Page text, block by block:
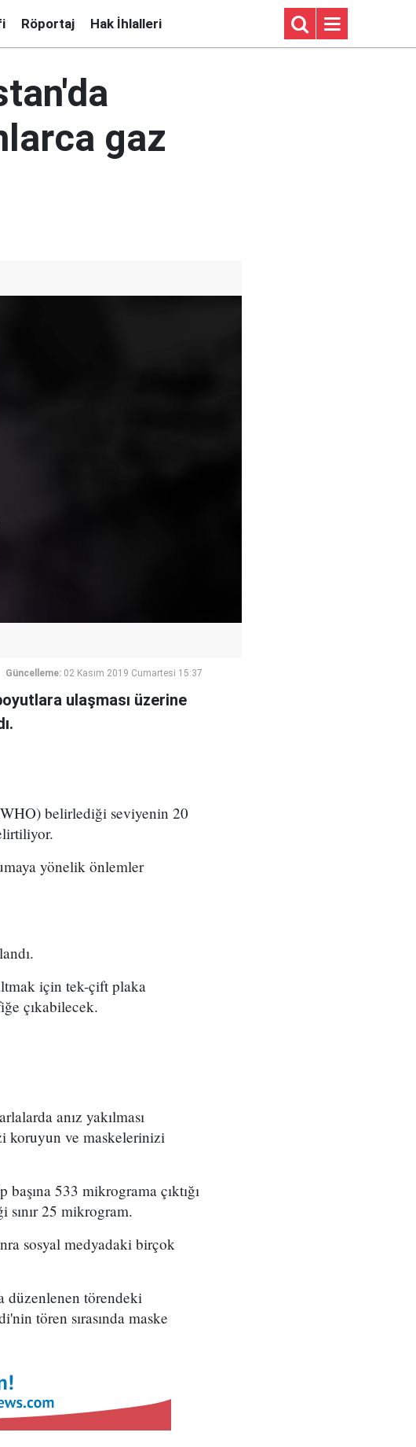
Röportaj Hak İhlalleri
gaz
Güncelleme: 02 Kasım 2019 Cumartesi 15:37
ulaşması üzerine
belirlediği seviyenin 20
yönelik önlemler
için tek-çift plaka
çıkabilecek.
anız yakılması
koruyun ve maskelerinizi
533 mikrograma çıktığı
25 mikrogram.
sosyal medyadaki birçok
düzenlenen törendeki
tören sırasında maske